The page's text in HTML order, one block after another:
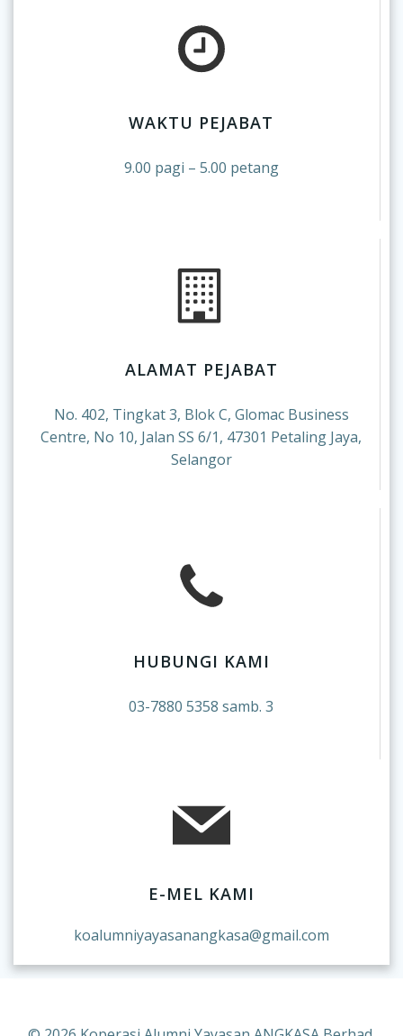
WAKTU PEJABAT
9.00 pagi – 5.00 petang
ALAMAT PEJABAT
No. 402, Tingkat 3, Blok C, Glomac Business
Centre, No 10, Jalan SS 6/1, 47301 Petaling Jaya,
Selangor
HUBUNGI KAMI
03-7880 5358 samb. 3
E-MEL KAMI
koalumniyayasanangkasa@gmail.com